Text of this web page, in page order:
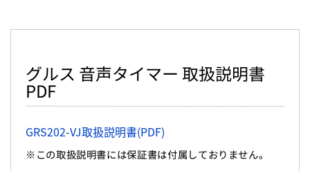
グルス 音声タイマー 取扱説明書
PDF
GRS202-VJ取扱説明書(PDF)
※この取扱説明書には保証書は付属しておりません。